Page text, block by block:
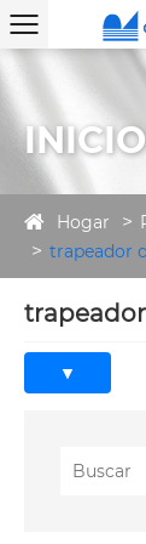
Hogar
trapeador
usar